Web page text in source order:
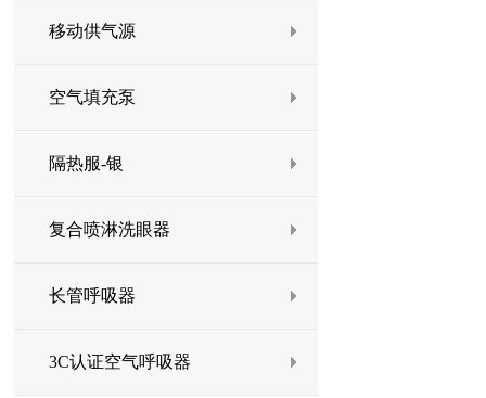
移动供气源
空气填充泵
隔热服-银
复合喷淋洗眼器
长管呼吸器
3C认证空气呼吸器